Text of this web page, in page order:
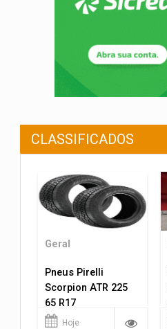
CLASSIFICADOS
Geral
Pneus Pirelli
Scorpion ATR 225
65 R17
Hoje